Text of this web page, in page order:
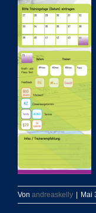
Von andreaskelly Mai